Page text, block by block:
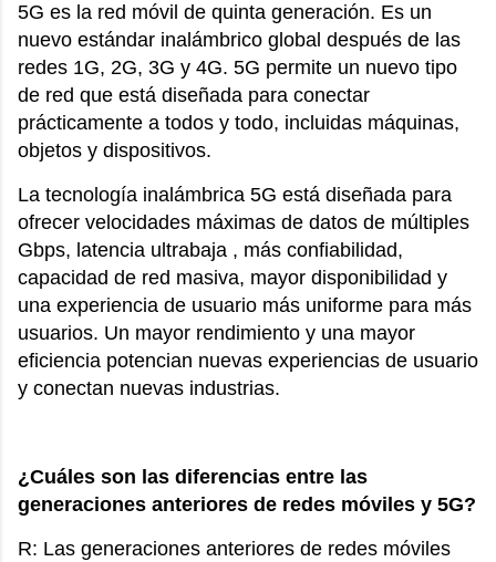
5G es la red móvil de quinta generación. Es un
nuevo estándar inalámbrico global después de las
redes 1G, 2G, 3G y 4G. 5G permite un nuevo tipo
de red que está diseñada para conectar
prácticamente a todos y todo, incluidas máquinas,
objetos y dispositivos.
La tecnología inalámbrica 5G está diseñada para
ofrecer velocidades máximas de datos de múltiples
Gbps, latencia ultrabaja , más confiabilidad,
capacidad de red masiva, mayor disponibilidad y
una experiencia de usuario más uniforme para más
usuarios. Un mayor rendimiento y una mayor
eficiencia potencian nuevas experiencias de usuario
y conectan nuevas industrias.
¿Cuáles son las diferencias entre las
generaciones anteriores de redes móviles y 5G?
R: Las generaciones anteriores de redes móviles